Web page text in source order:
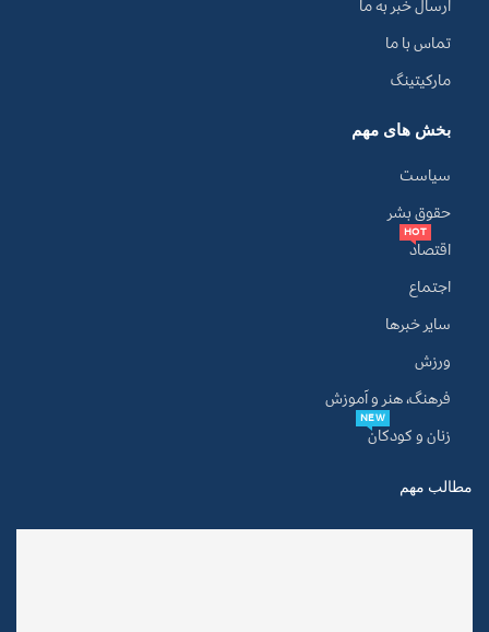
ارسال خبر به ما
تماس با ما
مارکیتینگ
بخش های مهم
سیاست
حقوق بشر
اقتصاد
HOT
اجتماع
سایر خبرها
ورزش
فرهنگ، هنر و آموزش
زنان و کودکان
NEW
مطالب مهم